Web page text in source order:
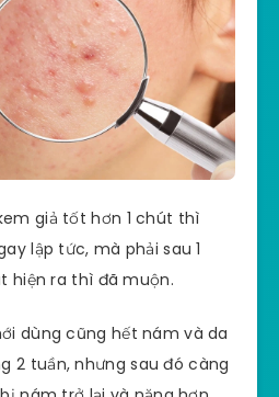
giả tốt hơn 1 chút thì
lập tức, mà phải sau 1
hiện ra thì đã muộn.
dùng cũng hết nám và da
2 tuần, nhưng sau đó càng